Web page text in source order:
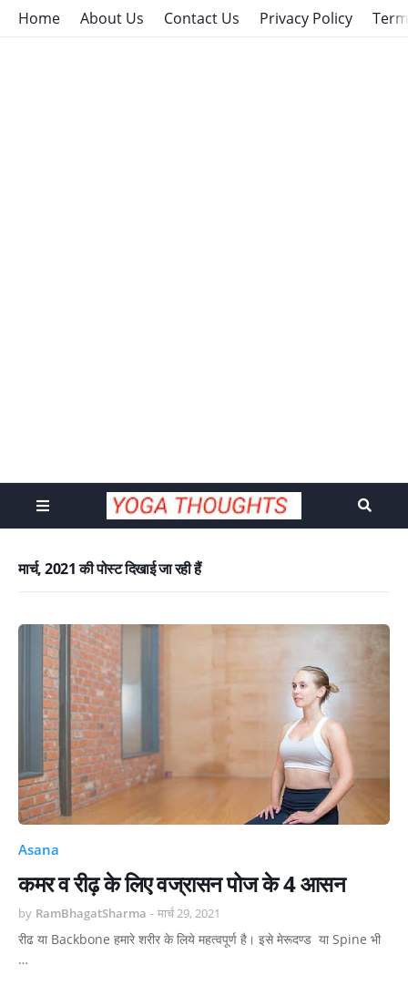
Home About Us Contact Us Privacy Policy
मार्च, 2021 की पोस्ट दिखाई जा रही हैं
Asana
कमर व रीढ़ के लिए वज्रासन पोज के 4 आसन
by RamBhagatSharma - मार्च 29, 2021
रीढ या Backbone हमारे शरीर के लिये महत्वपूर्ण है। इसे मेरूदण्ड या Spine भी
…